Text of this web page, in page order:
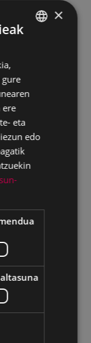
×
eta
edo